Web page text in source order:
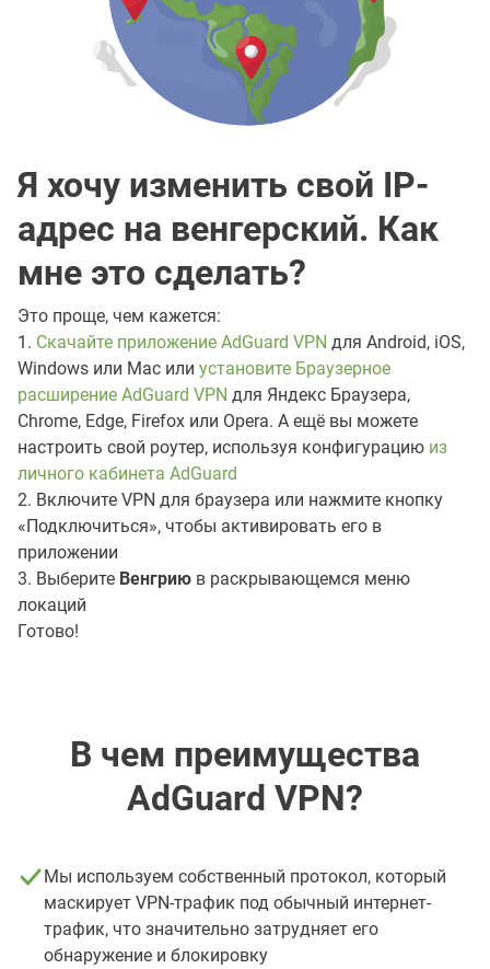
Я хочу изменить свой IP-
адрес на венгерский. Как
мне это сделать?
Это проще, чем кажется:
1. Скачайте приложение AdGuard VPN для Android, iOS,
Windows или Mac или установите Браузерное
расширение AdGuard VPN для Яндекс Браузера,
Chrome, Edge, Firefox или Opera. А ещё вы можете
настроить свой роутер, используя конфигурацию из
личного кабинета AdGuard
2. Включите VPN для браузера или нажмите кнопку
«Подключиться», чтобы активировать его в
приложении
3. Выберите Венгрию в раскрывающемся меню
локаций
Готово!
В чем преимущества
AdGuard VPN?
Мы используем собственный протокол, который
маскирует VPN-трафик под обычный интернет-
трафик, что значительно затрудняет его
обнаружение и блокировку